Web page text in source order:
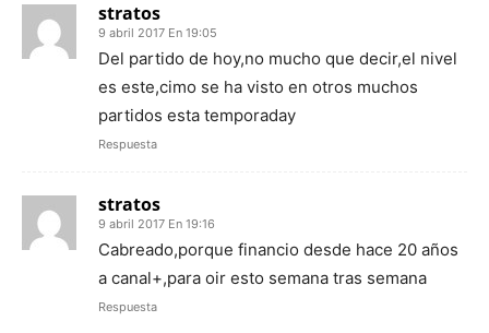
stratos
9 abril 2017 En 19:05
Del partido de hoy,no mucho que decir,el nivel
es este,cimo se ha visto en otros muchos
partidos esta temporaday
Respuesta
stratos
9 abril 2017 En 19:16
Cabreado,porque financio desde hace 20 años
a canal+,para oir esto semana tras semana
Respuesta